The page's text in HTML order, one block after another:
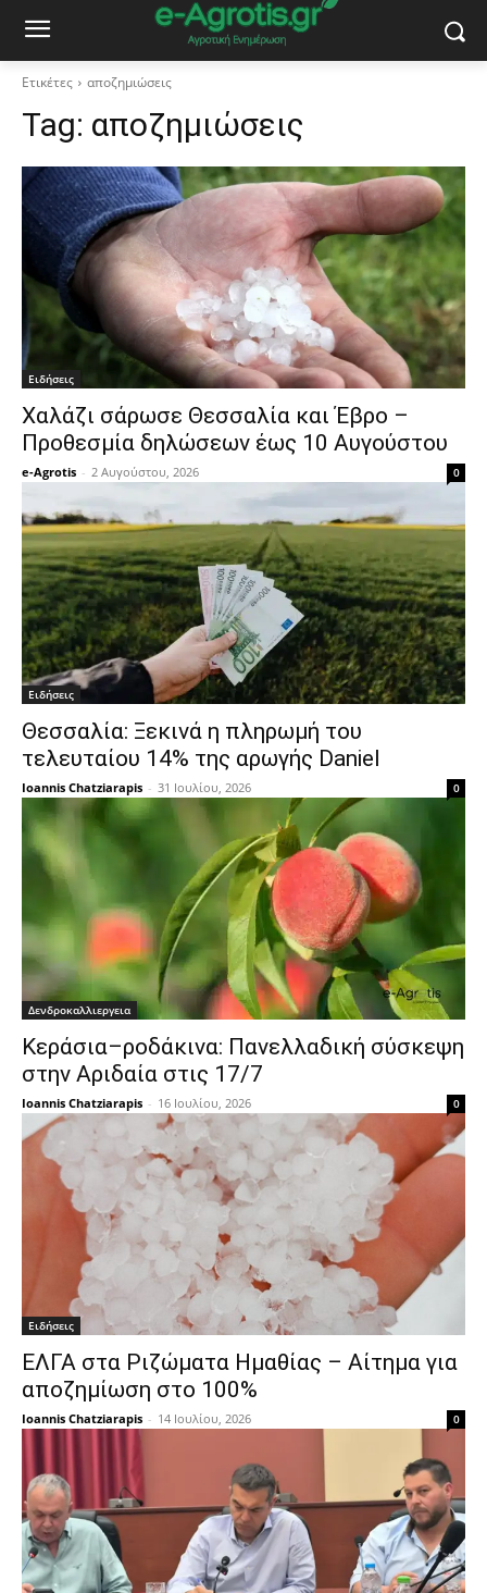
Ετικέτες αποζημιώσεις
Tag: αποζημιώσεις
Ειδήσεις
Χαλάζι σάρωσε Θεσσαλία και Έβρο –
Προθεσμία δηλώσεων έως 10 Αυγούστου
e-Agrotis - 2 Αυγούστου, 2026 0
Ειδήσεις
Θεσσαλία: Ξεκινά η πληρωμή του
τελευταίου 14% της αρωγής Daniel
Ioannis Chatziarapis - 31 Ιουλίου, 2026 0
Δενδροκαλλιεργεια
Κεράσια–ροδάκινα: Πανελλαδική σύσκεψη
στην Αριδαία στις 17/7
Ioannis Chatziarapis - 16 Ιουλίου, 2026 0
Ειδήσεις
ΕΛΓΑ στα Ριζώματα Ημαθίας – Αίτημα για
αποζημίωση στο 100%
Ioannis Chatziarapis - 14 Ιουλίου, 2026 0